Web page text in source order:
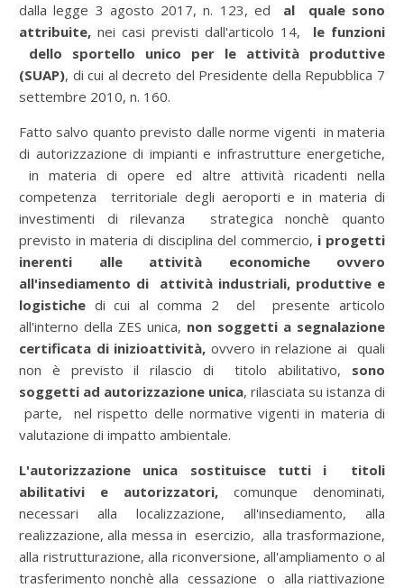
dalla legge 3 agosto 2017, n. 123, ed
al quale sono
attribuite, nei casi previsti dall'articolo 14,
le funzioni
dello sportello unico per le attività produttive
(SUAP), di cui al decreto del Presidente della Repubblica 7
settembre 2010, n. 160.
Fatto salvo quanto previsto dalle norme vigenti in materia
di autorizzazione di impianti e infrastrutture energetiche,
in materia di opere ed altre attività ricadenti nella
competenza territoriale degli aeroporti e in materia di
investimenti di rilevanza strategica nonchè quanto
previsto in materia di disciplina del commercio, i progetti
inerenti alle attività economiche ovvero
all'insediamento di attività industriali, produttive e
logistiche di cui al comma 2 del presente articolo
all'interno della ZES unica, non soggetti a segnalazione
certificata di inizioattività, ovvero in relazione ai quali
non è previsto il rilascio di titolo abilitativo, sono
soggetti ad autorizzazione unica, rilasciata su istanza di
parte, nel rispetto delle normative vigenti in materia di
valutazione di impatto ambientale.
L'autorizzazione unica sostituisce tutti i titoli
abilitativi e autorizzatori, comunque denominati,
necessari alla localizzazione, all'insediamento, alla
realizzazione, alla messa in esercizio, alla trasformazione,
alla ristrutturazione, alla riconversione, all'ampliamento o al
trasferimento nonchè alla cessazione o alla riattivazione